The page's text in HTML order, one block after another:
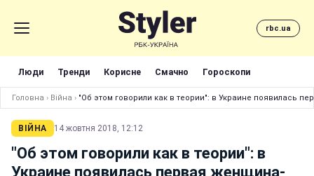
rbc.ua
Люди Тренди Корисне Смачно Гороскопи
Головна › Війна › "Об этом говорили как в теории": в Украине появилась
ВІЙНА 14 жовтня 2018, 12:12
"Об этом говорили как в теории": в
Украине появилась первая женщина-